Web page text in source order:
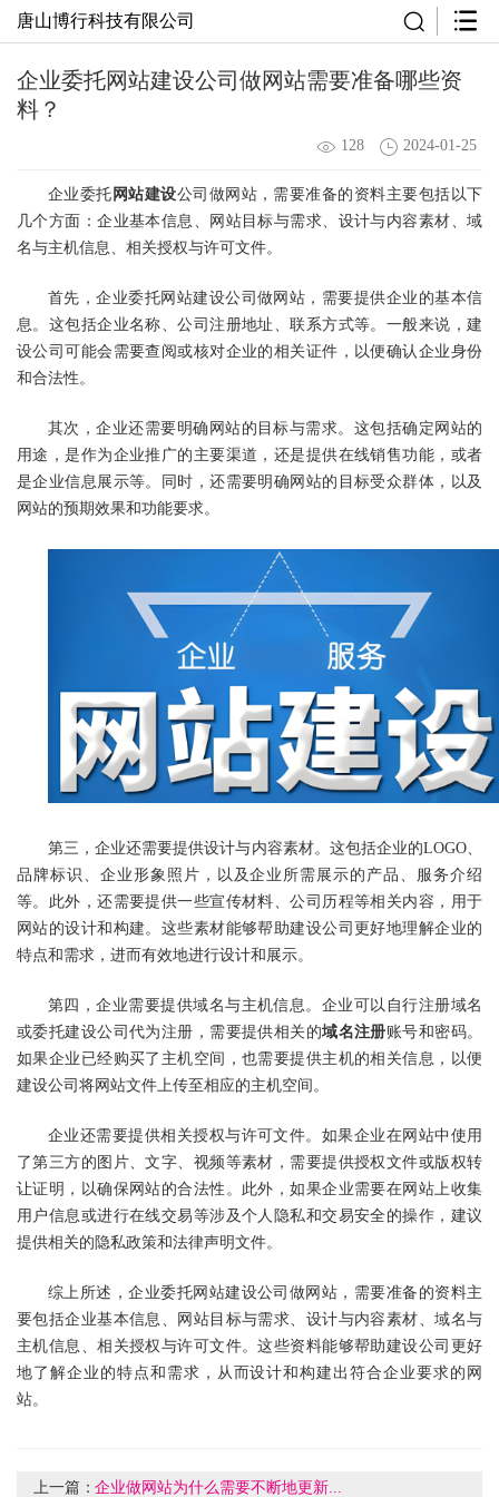
唐山博行科技有限公司
企业委托网站建设公司做网站需要准备哪些资
料？
128 2024-01-25
企业委托 网站建设公司做网站，需要准备的资料主要包括以下
几个方面：企业基本信息、网站目标与需求、设计与内容素材、域
名与主机信息、相关授权与许可文件。
首先，企业委托网站建设公司做网站，需要提供企业的基本信
息。这包括企业名称、公司注册地址、联系方式等。一般来说，建
设公司可能会需要查阅或核对企业的相关证件，以便确认企业身份
和合法性。
其次，企业还需要明确网站的目标与需求。这包括确定网站的
用途，是作为企业推广的主要渠道，还是提供在线销售功能，或者
是企业信息展示等。同时，还需要明确网站的目标受众群体，以及
网站的预期效果和功能要求。
第三，企业还需要提供设计与内容素材。这包括企业的LOGO、
品牌标识、企业形象照片，以及企业所需展示的产品、服务介绍
等。此外，还需要提供一些宣传材料、公司历程等相关内容，用于
网站的设计和构建。这些素材能够帮助建设公司更好地理解企业的
特点和需求，进而有效地进行设计和展示。
第四，企业需要提供域名与主机信息。企业可以自行注册域名
或委托建设公司代为注册，需要提供相关的域名注册账号和密码。
如果企业已经购买了主机空间，也需要提供主机的相关信息，以便
建设公司将网站文件上传至相应的主机空间。
企业还需要提供相关授权与许可文件。如果企业在网站中使用
了第三方的图片、文字、视频等素材，需要提供授权文件或版权转
让证明，以确保网站的合法性。此外，如果企业需要在网站上收集
用户信息或进行在线交易等涉及个人隐私和交易安全的操作，建议
提供相关的隐私政策和法律声明文件。
综上所述，企业委托网站建设公司 做网站，需要准备的资料主
要包括企业基本信息、网站目标与需求、设计与内容素材、域名与
主机信息、相关授权与许可文件。这些资料能够帮助建设公司更好
地了解企业的特点和需求，从而设计和构建出符合企业要求的网
站。
上一篇：企业做网站为什么需要不断地更新...